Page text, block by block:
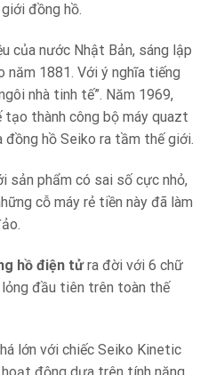
đồng hồ.
của nước Nhật Bản, sáng lập
1881. Với ý nghĩa tiếng
nhà tinh tế”. Năm 1969,
tạo thành công bộ máy quazt
hồ Seiko ra tầm thế giới.
sản phẩm có sai số cực nhỏ,
cỗ máy rẻ tiền này đã làm
hồ điện tửra đời với 6 chữ
đầu tiên trên toàn thế
lớn với chiếc Seiko Kinetic